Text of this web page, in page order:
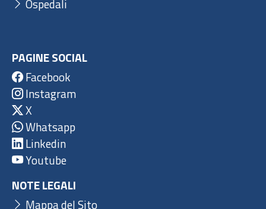
Ospedali
PAGINE SOCIAL
Facebook
Instagram
X
Whatsapp
Linkedin
Youtube
NOTE LEGALI
Mappa del Sito